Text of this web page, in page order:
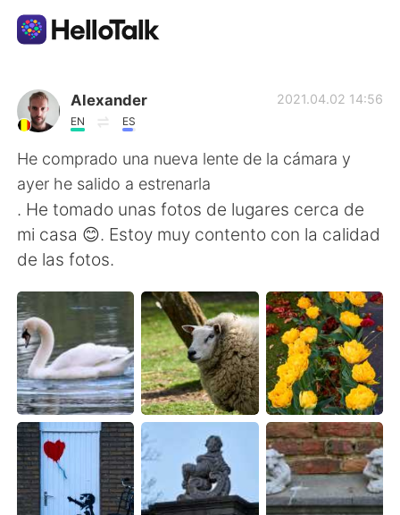
Sprachaustausch-App
AI Grammar Checker
Deutsch
English
繁體中文 Español
العربية Français
日本語 한국어
Русский
Indonesia Italiano
Alexander
EN ES
2021.04.02 14:56
He comprado una nueva lente de la cámara y
ayer he salido a estrenarla
. He tomado unas fotos de lugares cerca de
mi casa 😊. Estoy muy contento con la calidad
de las fotos.